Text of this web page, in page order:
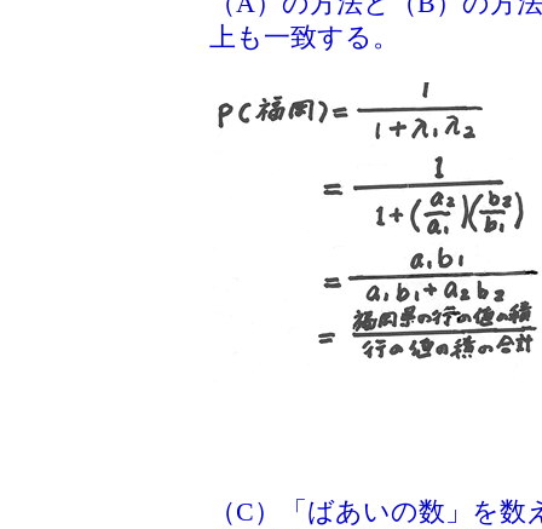
上も一致する。
（C）「ばあいの数」を数